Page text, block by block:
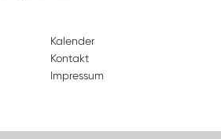
Kalender
Kontakt
Impressum